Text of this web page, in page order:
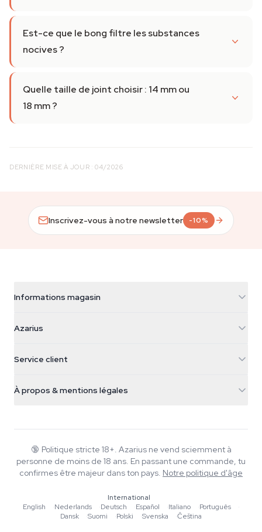
Est-ce que le bong filtre les substances
nocives ?
Quelle taille de joint choisir : 14 mm ou
18 mm ?
DERNIÈRE MISE À JOUR : 04/2026
Inscrivez-vous à notre newsletter -10%
Informations magasin
Galvaniweg 11
Nederland
+31(0)204897914
Azarius
Smokeshop
Service client
Politique de retour
Politique de confidentialité
À propos & mentions légales
Wiki
Rédacteurs
Outils & Calculateurs
🔞 Politique stricte 18+. Azarius ne vend sciemment à
personne de moins de 18 ans. En passant une commande, tu
confirmes être majeur dans ton pays. Notre politique d'âge
International
English
·Nederlands ·Deutsch ·Español ·Italiano ·Português
·
Dansk
·Suomi ·Polski ·Svenska ·Čeština